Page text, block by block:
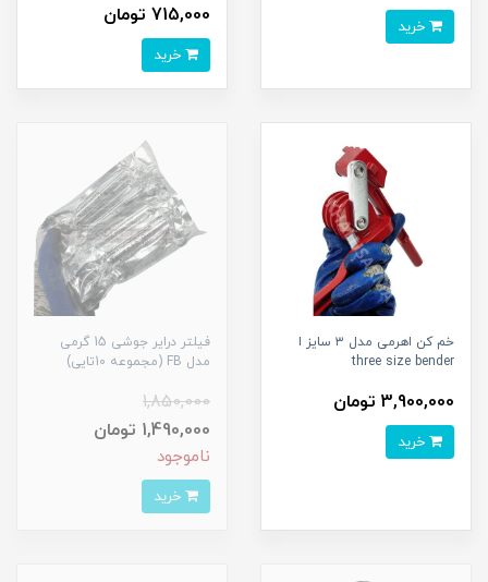
715,000 تومان
خم کن اهرمی مدل ۳ سایز ا
three size bender
3,900,000 تومان
فیلتر درایر جوشی 15 گرمی
مدل FB (مجموعه 10تایی)
1,850,000
1,490,000 تومان
ناموجود